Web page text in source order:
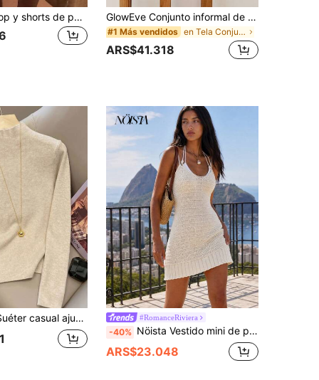
Conjunto de top y shorts de punto sexy para mujer, adecuado para uso diario en verano, vacaciones, estilo sexy, conjunto todo blanco, playa GlowEve Conjunto informal de 2 piezas de top de tirantes de unicolor y shorts con cordón en la cintura para mujer
#1 Más vendidos en Tela Conjuntos de suéter para mujer
ARS$41.318
con cuello alto para mujer, otoño/invierno #RomanceRiviera
-40% Nöista Vestido mini de punto y ganchillo blanco con finos tirantes de espagueti y un favorecedor escote en V con un bajo acanalado. Perfecto para ropa de playa, vestido de primavera, atuendo de verano, fiesta en la piscina, estilo bohemio, festival de música, salidas nocturnas y uso diario.
ARS$23.048